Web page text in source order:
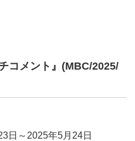
コメント』(MBC/2025/
日～2025年5月24日